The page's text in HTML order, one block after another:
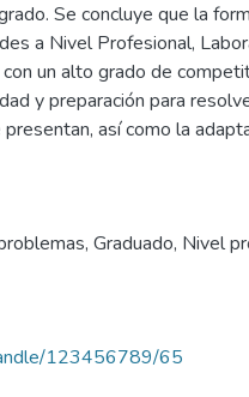
Se concluye que la
a Nivel Profesional,
un alto grado de
y preparación para
así como la
, Graduado, Nivel
123456789/65